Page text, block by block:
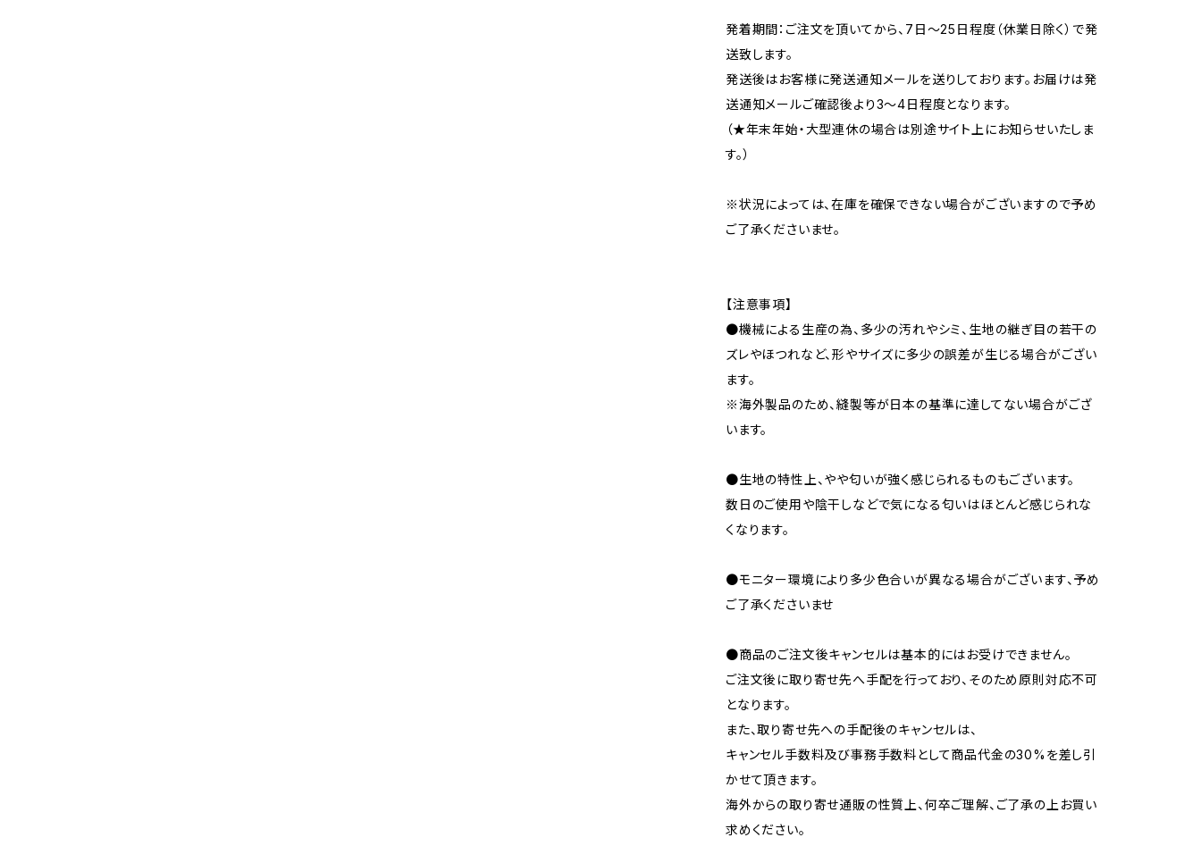
発着期間：ご注文を頂いてから、7日〜25日程度（休業日除く）で発
送致します。
発送後はお客様に発送通知メールを送りしております。お届けは発
送通知メールご確認後より3〜4日程度となります。
（★年末年始・大型連休の場合は別途サイト上にお知らせいたしま
す。）
※状況によっては、在庫を確保できない場合がございますので予め
ご了承くださいませ。
【注意事項】
●機械による生産の為、多少の汚れやシミ、生地の継ぎ目の若干の
ズレやほつれなど、形やサイズに多少の誤差が生じる場合がござい
ます。
※海外製品のため、縫製等が日本の基準に達してない場合がござ
います。
●生地の特性上、やや匂いが強く感じられるものもございます。
数日のご使用や陰干しなどで気になる匂いはほとんど感じられな
くなります。
●モニター環境により多少色合いが異なる場合がございます、予め
ご了承くださいませ
●商品のご注文後キャンセルは基本的にはお受けできません。
ご注文後に取り寄せ先へ手配を行っており、そのため原則対応不可
となります。
また、取り寄せ先への手配後のキャンセルは、
キャンセル手数料及び事務手数料として商品代金の30%を差し引
かせて頂きます。
海外からの取り寄せ通販の性質上、何卒ご理解、ご了承の上お買い
求めください。